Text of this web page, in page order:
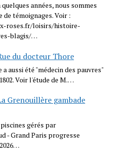
années, nous sommes
de témoignages. Voir :
roses.fr/loisirs/histoire-
blagis/…
du docteur Thore
aussi été "médecin des pauvres"
Voir l'étude de M.…
Grenouillère gambade
gérés par
- Grand Paris progresse